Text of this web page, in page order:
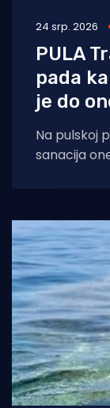
24 srp. 2026
PULA
pada
je do
Na pulskoj
sanacija